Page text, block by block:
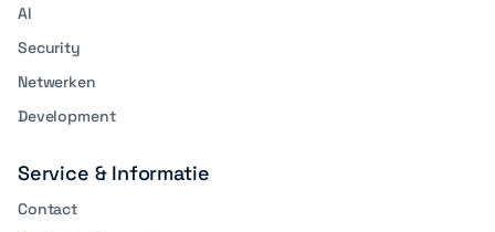
AI
Security
Netwerken
Development
Service & Informatie
Contact